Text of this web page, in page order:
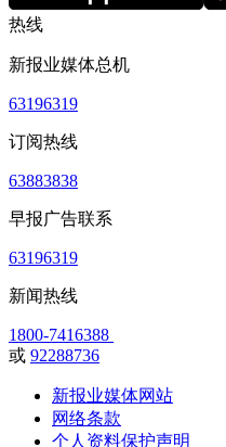
热线
新报业媒体总机
63196319
订阅热线
63883838
早报广告联系
63196319
新闻热线
1800-7416388
或 92288736
新报业媒体网站
网络条款
个人资料保护声明